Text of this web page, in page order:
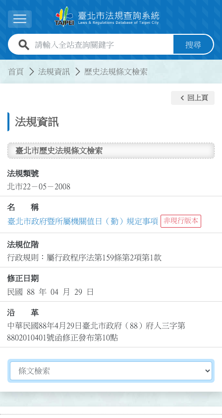
展開選單
全站查詢關鍵字欄位 搜尋
首頁 法規資訊 歷史法規條文檢索
法規資訊
keyboard_arrow_left 回上頁
臺北市歷史法規條文檢索
法規類號
北市22－05－2008
名 稱
臺北市政府暨所屬機關值日（勤）規定事項
非現行版本
法規位階
行政規則：屬行政程序法第159條第2項第1款
修正日期
民國 88 年 04 月 29 日
沿 革
中華民國88年4月29日臺北市政府（88）府人三字第
8802010401號函修正發布第10點
切換選擇法規資訊內容